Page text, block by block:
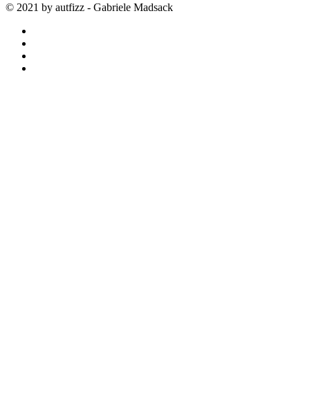
© 2021 by autfizz - Gabriele Madsack